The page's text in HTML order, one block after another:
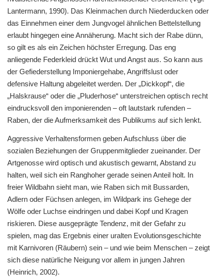
Lantermann, 1990). Das Kleinmachen durch Niederducken oder
das Einnehmen einer dem Jungvogel ähnlichen Bettelstellung
erlaubt hingegen eine Annäherung. Macht sich der Rabe dünn,
so gilt es als ein Zeichen höchster Erregung. Das eng
anliegende Federkleid drückt Wut und Angst aus. So kann aus
der Gefiederstellung Imponiergehabe, Angriffslust oder
defensive Haltung abgeleitet werden. Der „Dickkopf“, die
„Halskrause“ oder die „Pluderhose“ unterstreichen optisch recht
eindrucksvoll den imponierenden – oft lautstark rufenden –
Raben, der die Aufmerksamkeit des Publikums auf sich lenkt.
Aggressive Verhaltensformen geben Aufschluss über die
sozialen Beziehungen der Gruppenmitglieder zueinander. Der
Artgenosse wird optisch und akustisch gewarnt, Abstand zu
halten, weil sich ein Ranghoher gerade seinen Anteil holt. In
freier Wildbahn sieht man, wie Raben sich mit Bussarden,
Adlern oder Füchsen anlegen, im Wildpark ins Gehege der
Wölfe oder Luchse eindringen und dabei Kopf und Kragen
riskieren. Diese ausgeprägte Tendenz, mit der Gefahr zu
spielen, mag das Ergebnis einer uralten Evolutionsgeschichte
mit Karnivoren (Räubern) sein – und wie beim Menschen – zeigt
sich diese natürliche Neigung vor allem in jungen Jahren
(Heinrich, 2002).